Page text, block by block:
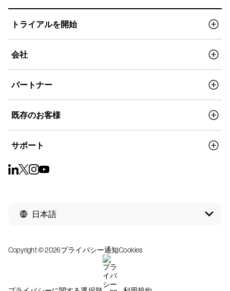
トライアルを開始
会社
パートナー
既存のお客様
サポート
日本語
Copyright © 2026プライバシー通知Cookies